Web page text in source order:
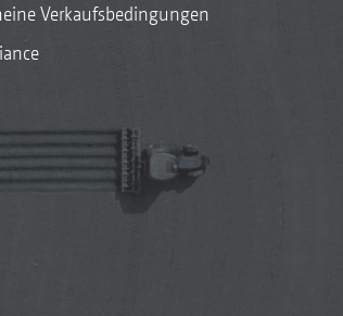
Verkaufsbedingungen